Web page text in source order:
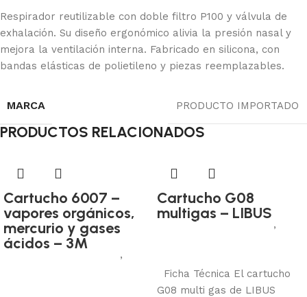
Respirador reutilizable con doble filtro P100 y válvula de
exhalación. Su diseño ergonómico alivia la presión nasal y
mejora la ventilación interna. Fabricado en silicona, con
bandas elásticas de polietileno y piezas reemplazables.
MARCA PRODUCTO IMPORTADO
PRODUCTOS RELACIONADOS
Cartucho 6007 –
vapores orgánicos,
mercurio y gases
ácidos – 3M
,
Cartucho G08
multigas – LIBUS
Protección respiratoria ,
Ficha Técnica El cartucho
G08 multi gas de LIBUS